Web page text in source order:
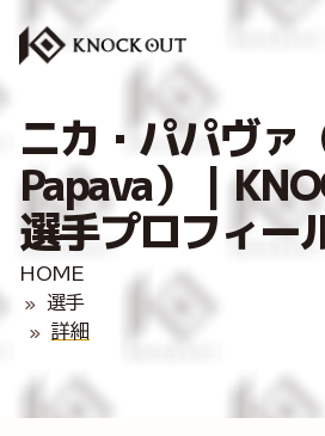
ニカ・パパヴァ
Papava）｜
選手プロフィー
HOME
選手
詳細